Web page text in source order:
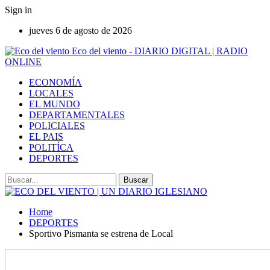
Sign in
jueves 6 de agosto de 2026
Eco del viento - DIARIO DIGITAL | RADIO
ONLINE
ECONOMÍA
LOCALES
EL MUNDO
DEPARTAMENTALES
POLICIALES
EL PAIS
POLITÍCA
DEPORTES
Home
DEPORTES
Sportivo Pismanta se estrena de Local